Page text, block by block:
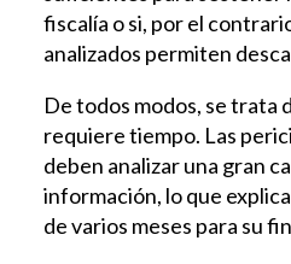
fiscalía o si, por el
analizados permiten
De todos modos, se trata
requiere tiempo. Las
deben analizar una gran
información, lo que
de varios meses para su